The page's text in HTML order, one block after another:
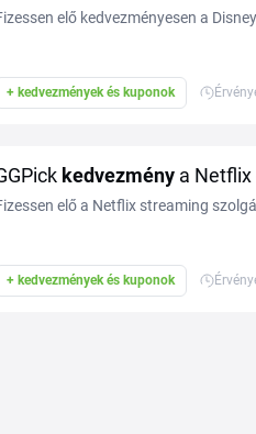
elő kedvezményesen a
+ kedvezmények és kuponok
kedvezmény a
elő a Netflix streaming
+ kedvezmények és kuponok